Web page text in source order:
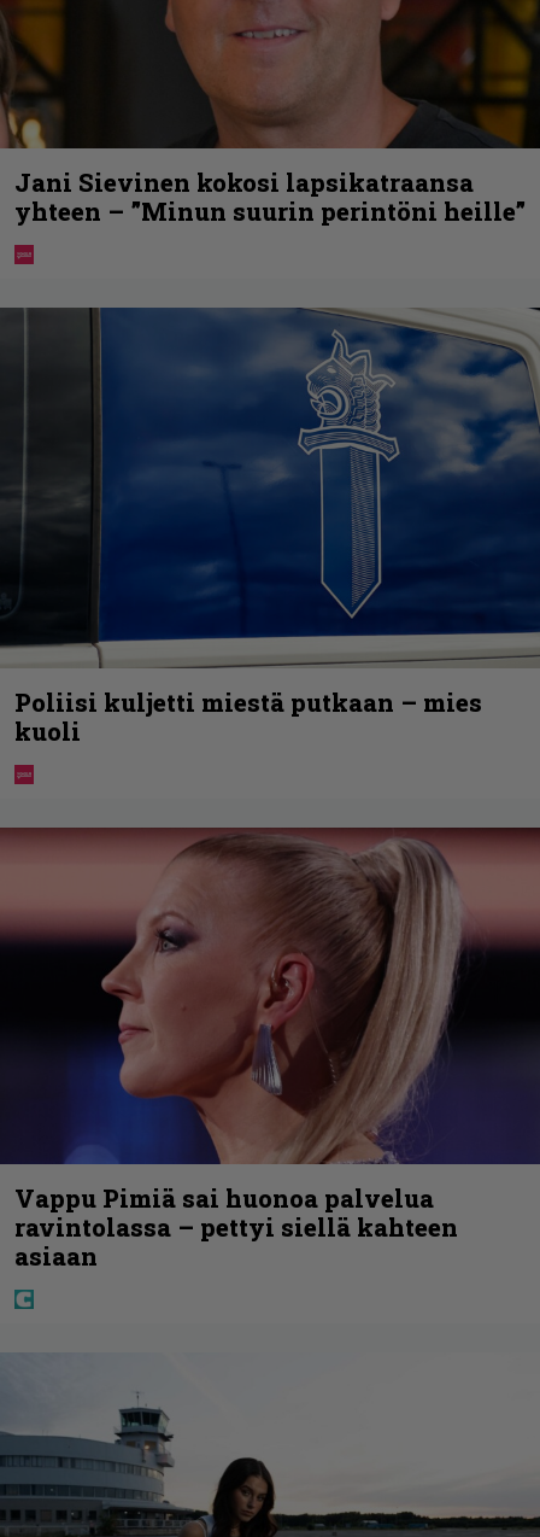
Jani Sievinen kokosi lapsikatraansa
yhteen – ”Minun suurin perintöni heille”
Poliisi kuljetti miestä putkaan – mies
kuoli
Vappu Pimiä sai huonoa palvelua
ravintolassa – pettyi siellä kahteen
asiaan